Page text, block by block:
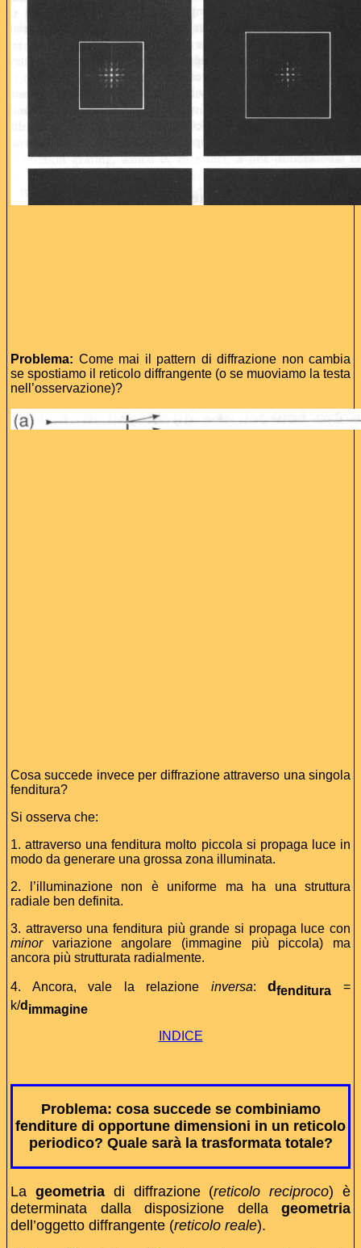
Problema: Come mai il pattern di diffrazione non cambia
se spostiamo il reticolo diffrangente (o se muoviamo la testa
nell’osservazione)?
Cosa succede invece per diffrazione attraverso una singola
fenditura?
Si osserva che:
1. attraverso una fenditura molto piccola si propaga luce in
modo da generare una grossa zona illuminata.
2. l’illuminazione non è uniforme ma ha una struttura
radiale ben definita.
3. attraverso una fenditura più grande si propaga luce con
minor variazione angolare (immagine più piccola) ma
ancora più strutturata radialmente.
4. Ancora, vale la relazione inversa:dfenditura
=
k/d immagine
INDICE
Problema: cosa succede se combiniamo
fenditure di opportune dimensioni in un reticolo
periodico? Quale sarà la trasformata totale?
La geometria di diffrazione (reticolo reciproco) è
determinata dalla disposizione della geometria
dell’oggetto diffrangente (reticolo reale).